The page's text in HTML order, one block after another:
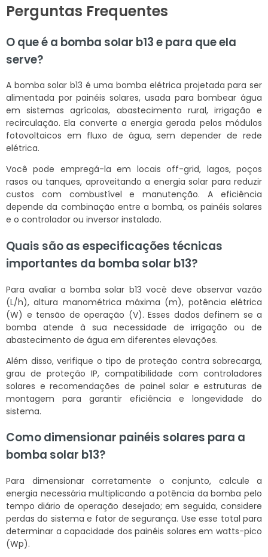
Perguntas Frequentes
O que é a bomba solar b13 e para que ela
serve?
A bomba solar b13 é uma bomba elétrica projetada para ser
alimentada por painéis solares, usada para bombear água
em sistemas agrícolas, abastecimento rural, irrigação e
recirculação. Ela converte a energia gerada pelos módulos
fotovoltaicos em fluxo de água, sem depender de rede
elétrica.
Você pode empregá-la em locais off-grid, lagos, poços
rasos ou tanques, aproveitando a energia solar para reduzir
custos com combustível e manutenção. A eficiência
depende da combinação entre a bomba, os painéis solares
e o controlador ou inversor instalado.
Quais são as especificações técnicas
importantes da bomba solar b13?
Para avaliar a bomba solar b13 você deve observar vazão
(L/h), altura manométrica máxima (m), potência elétrica
(W) e tensão de operação (V). Esses dados definem se a
bomba atende à sua necessidade de irrigação ou de
abastecimento de água em diferentes elevações.
Além disso, verifique o tipo de proteção contra sobrecarga,
grau de proteção IP, compatibilidade com controladores
solares e recomendações de painel solar e estruturas de
montagem para garantir eficiência e longevidade do
sistema.
Como dimensionar painéis solares para a
bomba solar b13?
Para dimensionar corretamente o conjunto, calcule a
energia necessária multiplicando a potência da bomba pelo
tempo diário de operação desejado; em seguida, considere
perdas do sistema e fator de segurança. Use esse total para
determinar a capacidade dos painéis solares em watts-pico
(Wp).